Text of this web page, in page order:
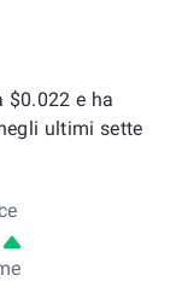
$0.022 e ha
ultimi sette